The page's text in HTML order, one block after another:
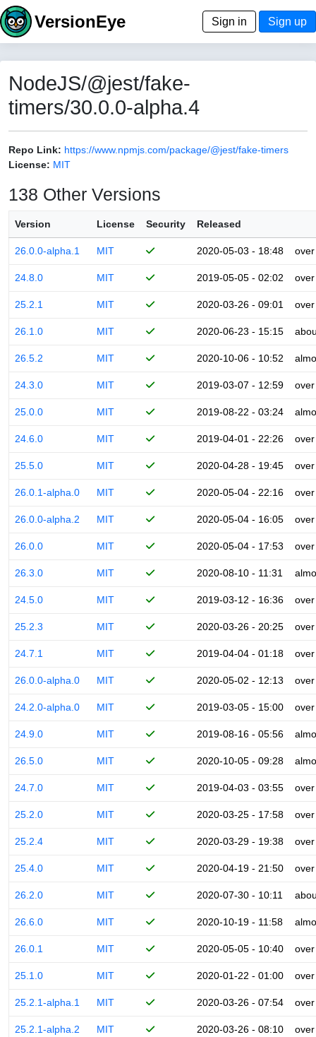
VersionEye Sign in Sign up
NodeJS/@jest/fake-
timers/30.0.0-alpha.4
Repo Link: https://www.npmjs.com/package/@jest/fake-timers
License: MIT
138 Other Versions
Version License Security Released
26.0.0-alpha.1 MIT 2020-05-03 - 18:48
24.8.0 MIT 2019-05-05 - 02:02
25.2.1 MIT 2020-03-26 - 09:01
26.1.0 MIT 2020-06-23 - 15:15
26.5.2 MIT 2020-10-06 - 10:52
24.3.0 MIT 2019-03-07 - 12:59
25.0.0 MIT 2019-08-22 - 03:24
24.6.0 MIT 2019-04-01 - 22:26
25.5.0 MIT 2020-04-28 - 19:45
26.0.1-alpha.0 MIT 2020-05-04 - 22:16
26.0.0-alpha.2 MIT 2020-05-04 - 16:05
26.0.0 MIT 2020-05-04 - 17:53
26.3.0 MIT 2020-08-10 - 11:31
24.5.0 MIT 2019-03-12 - 16:36
25.2.3 MIT 2020-03-26 - 20:25
24.7.1 MIT 2019-04-04 - 01:18
26.0.0-alpha.0 MIT 2020-05-02 - 12:13
24.2.0-alpha.0 MIT 2019-03-05 - 15:00
24.9.0 MIT 2019-08-16 - 05:56
26.5.0 MIT 2020-10-05 - 09:28
24.7.0 MIT 2019-04-03 - 03:55
25.2.0 MIT 2020-03-25 - 17:58
25.2.4 MIT 2020-03-29 - 19:38
25.4.0 MIT 2020-04-19 - 21:50
26.2.0 MIT 2020-07-30 - 10:11
26.6.0 MIT 2020-10-19 - 11:58
26.0.1 MIT 2020-05-05 - 10:40
25.1.0 MIT 2020-01-22 - 01:00
25.2.1-alpha.1 MIT 2020-03-26 - 07:54
25.2.1-alpha.2 MIT 2020-03-26 - 08:10